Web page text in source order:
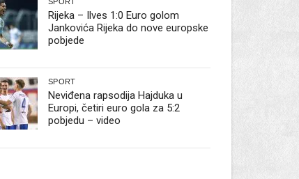
Rijeka – Ilves 1:0 Euro golom
Jankovića Rijeka do nove europske
pobjede
SPORT
Neviđena rapsodija Hajduka u
Europi, četiri euro gola za 5:2
pobjedu – video